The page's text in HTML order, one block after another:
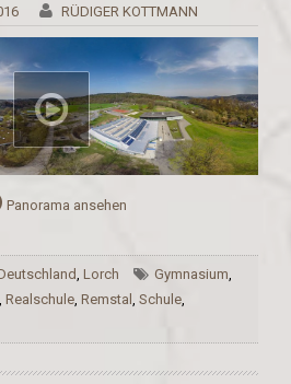
RÜDIGER KOTTMANN
Panorama ansehen
,Lorch Gymnasium
Realschule Remstal Schule